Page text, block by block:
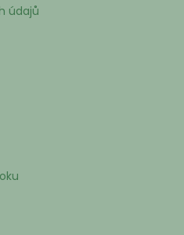
údajů